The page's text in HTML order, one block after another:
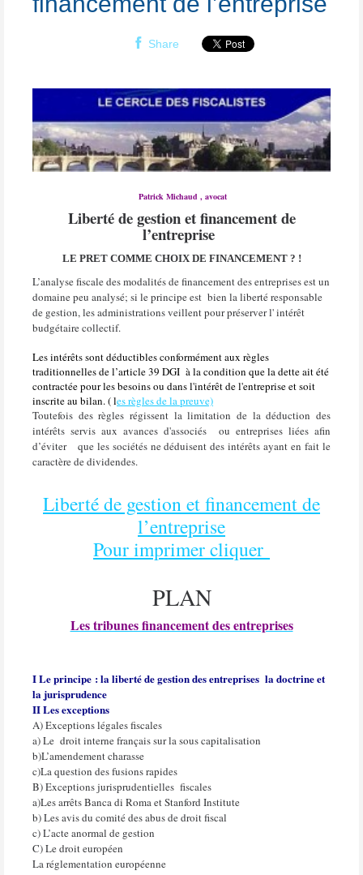
Share
Patrick Michaud , avocat
Liberté de gestion et financement de
l’entreprise
LE PRET COMME CHOIX DE FINANCEMENT ? !
L’analyse fiscale des modalités de financement des entreprises est un
domaine peu analysé; si le principe est bien la liberté responsable
de gestion, les administrations veillent pour préserver l' intérêt
budgétaire collectif.
Les intérêts sont déductibles conformément aux règles
traditionnelles de l’article 39 DGI à la condition que la dette ait été
contractée pour les besoins ou dans l'intérêt de l'entreprise et soit
inscrite au bilan. ( les règles de la preuve)
Toutefois des règles régissent la limitation de la déduction des
intérêts servis aux avances d'associés
ou entreprises liées afin
d’éviter
que les sociétés ne déduisent des intérêts ayant en fait le
caractère de dividendes.
Liberté de gestion et financement de
l’entreprise
Pour imprimer cliquer
PLAN
Les tribunes financement des entreprises
I Le principe : la liberté de gestion des entreprises la doctrine et
la jurisprudence
II Les exceptions
A) Exceptions légales fiscales
a) Le droit interne français sur la sous capitalisation
b)L’amendement charasse
c)La question des fusions rapides
B) Exceptions jurisprudentielles fiscales
a)Les arrêts Banca di Roma et Stanford Institute
b) Les avis du comité des abus de droit fiscal
c) L’acte anormal de gestion
C) Le droit européen
La réglementation européenne